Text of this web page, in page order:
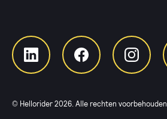
© Hellorider 2026 . Alle rechten voorbehouden.